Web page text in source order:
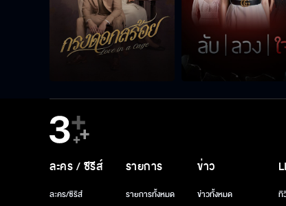
ละคร / ซีรีส์
ละคร/ซีรีส์
รายการ
รายการทั้งหมด
ข่าว
ข่าวทั้งหมด ที